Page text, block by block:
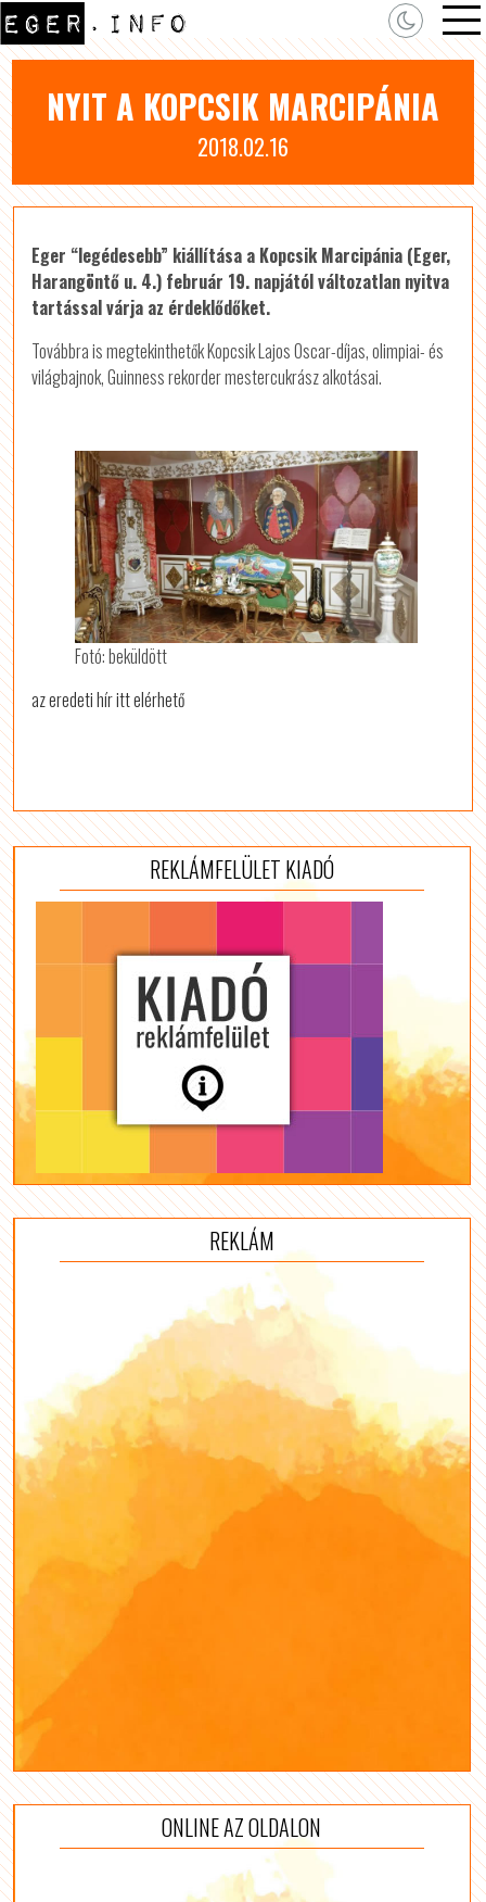
NYIT A KOPCSIK MARCIPÁNIA
2018.02.16
Eger “legédesebb” kiállítása a Kopcsik Marcipánia (Eger,
Harangöntő u. 4.) február 19. napjától változatlan nyitva
tartással várja az érdeklődőket.
Továbbra is megtekinthetők Kopcsik Lajos Oscar-díjas, olimpiai- és
világbajnok, Guinness rekorder mestercukrász alkotásai.
Fotó: beküldött
az eredeti hír itt elérhető
REKLÁMFELÜLET KIADÓ
REKLÁM
ONLINE AZ OLDALON